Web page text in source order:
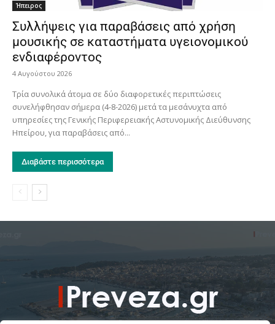
Ήπειρος
Συλλήψεις για παραβάσεις από χρήση
μουσικής σε καταστήματα υγειονομικού
ενδιαφέροντος
4 Αυγούστου 2026
Τρία συνολικά άτομα σε δύο διαφορετικές περιπτώσεις
συνελήφθησαν σήμερα (4-8-2026) μετά τα μεσάνυχτα από
υπηρεσίες της Γενικής Περιφερειακής Αστυνομικής Διεύθυνσης
Ηπείρου, για παραβάσεις από...
Διαβάστε περισσότερα